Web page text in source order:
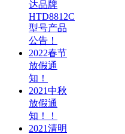
达品牌
HTD8812C
型号产品
公告！
2022春节
放假通
知！
2021中秋
放假通
知！！
2021清明